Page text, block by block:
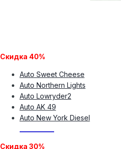
Скидка 40%
Auto Sweet Cheese
Auto Northern Lights
Auto Lowryder2
Auto AK 49
Auto New York Diesel
Скидка 30%